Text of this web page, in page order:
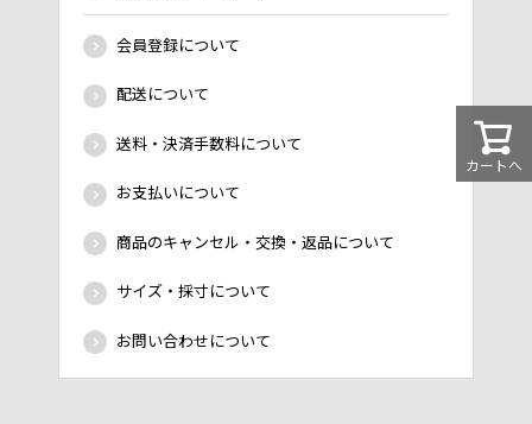
カートへ
会員登録について
配送について
送料・決済手数料について
お支払いについて
商品のキャンセル・交換・返品について
サイズ・採寸について
お問い合わせについて